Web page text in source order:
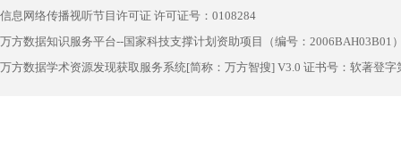
信息网络传播视听节目许可证 许可证号：0108284
万方数据知识服务平台--国家科技支撑计划资助项目（编号：2006BAH03B01
万方数据学术资源发现获取服务系统[简称：万方智搜] V3.0 证书号：软著登字